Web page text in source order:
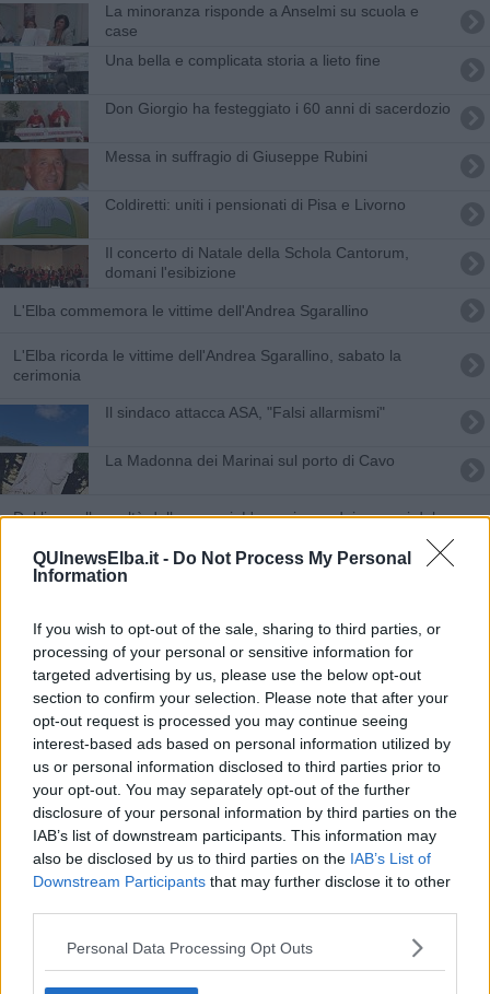
QUInewsElba.it - Do Not Process My Personal
Information
If you wish to opt-out of the sale, sharing to third parties, or
processing of your personal or sensitive information for
targeted advertising by us, please use the below opt-out
section to confirm your selection. Please note that after your
opt-out request is processed you may continue seeing
interest-based ads based on personal information utilized by
us or personal information disclosed to third parties prior to
your opt-out. You may separately opt-out of the further
disclosure of your personal information by third parties on the
IAB’s list of downstream participants. This information may
also be disclosed by us to third parties on the IAB’s List of
Downstream Participants that may further disclose it to other
Personal Data Processing Opt Outs
La minoranza risponde a Anselmi su scuola e
case
​Una bella e complicata storia a lieto fine
Don Giorgio ha festeggiato i 60 anni di sacerdozio
Messa in suffragio di Giuseppe Rubini
Coldiretti: uniti i pensionati di Pisa e Livorno
Il concerto di Natale della Schola Cantorum,
domani l'esibizione
L'Elba commemora le vittime dell'Andrea Sgarallino
L'Elba ricorda le vittime dell'Andrea Sgarallino, sabato la
cerimonia
Il sindaco attacca ASA, "Falsi allarmismi"
La Madonna dei Marinai sul porto di Cavo
Dal liceo alla realtà delle carceri. L'esperienza dei ragazzi del
​Inaugurata la nuova via di Val Carene
"Il sindaco usi i soldi delle tasse per le scuole"
Volontariato in carcere, un convegno 50 anni
dopo
I giardini di Carpani in memoria di Piero Paolini
Incontro in diocesi per ricordare mons. Vivaldo
Renzo Mazzei risponde all'assessore provinciale Mannucci
Mattinata di superlavoro per i Vigili del Fuoco
La beneficenza della Capitaneria